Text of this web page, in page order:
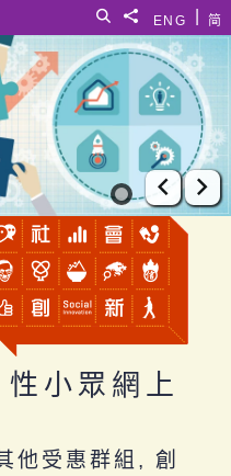
简
ENG
分享給
搜尋
劃
上一張
下
性小眾網上
他受惠群組, 創